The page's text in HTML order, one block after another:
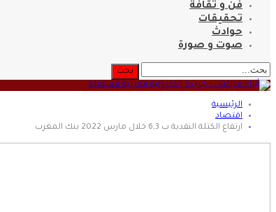
فن و ثقافة
تحقيقات
حوادث
صوت و صورة
الرئيسية
اقتصاد
ارتفاع الكتلة النقدية ب 6,3 خلال مارس 2022 بنك المغرب